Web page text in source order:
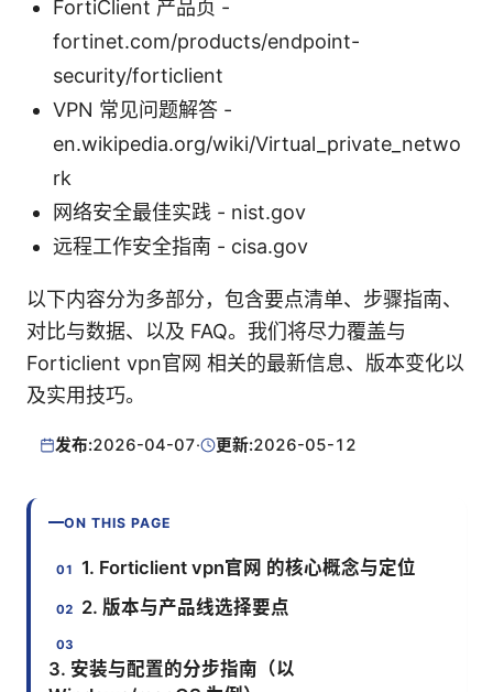
FortiClient 产品页 -
fortinet.com/products/endpoint-
security/forticlient
VPN 常见问题解答 -
en.wikipedia.org/wiki/Virtual_private_netwo
rk
网络安全最佳实践 - nist.gov
远程工作安全指南 - cisa.gov
以下内容分为多部分，包含要点清单、步骤指南、
对比与数据、以及 FAQ。我们将尽力覆盖与
Forticlient vpn官网 相关的最新信息、版本变化以
及实用技巧。
发布:2026-04-07· 更新:2026-05-12
ON THIS PAGE
1. Forticlient vpn官网 的核心概念与定位
2. 版本与产品线选择要点
3. 安装与配置的分步指南（以